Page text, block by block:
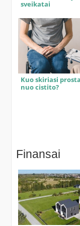
sveikatai
Kuo skiriasi
nuo cistito?
Finansai